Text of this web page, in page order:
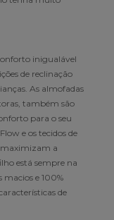
inigualável
de reclinação
As almofadas
também são
para o seu
e os tecidos de
maximizam a
está sempre na
e 100%
de